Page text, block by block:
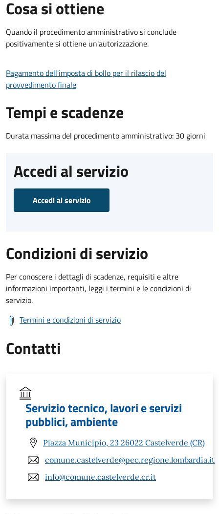
Cosa si ottiene
Quando il procedimento amministrativo si conclude
positivamente si ottiene un'autorizzazione.
Pagamento dell'imposta di bollo per il rilascio del
provvedimento finale
Tempi e scadenze
Durata massima del procedimento amministrativo: 30 giorni
Accedi al servizio
Accedi al servizio
Condizioni di servizio
Per conoscere i dettagli di scadenze, requisiti e altre
informazioni importanti, leggi i termini e le condizioni di
servizio.
Termini e condizioni di servizio
Contatti
Servizio tecnico, lavori e servizi
pubblici, ambiente
Piazza Municipio, 23 26022 Castelverde (CR)
comune.castelverde@pec.regione.lombardia.it
info@comune.castelverde.cr.it